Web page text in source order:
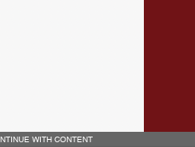
WITH CONTENT